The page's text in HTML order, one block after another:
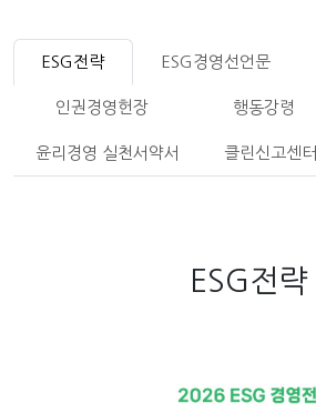
ESG전략 ESG경영선언문
인권경영헌장 행동강령
윤리경영 실천서약서 클린신고센터
ESG전략